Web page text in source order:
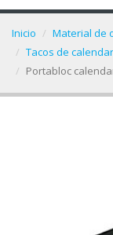
Inicio
Material de
Tacos de
Portabloc